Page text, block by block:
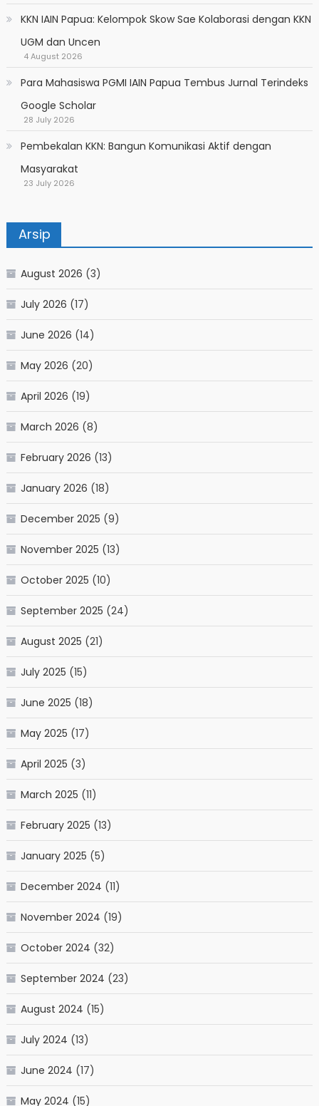
KKN IAIN Papua: Kelompok Skow Sae Kolaborasi dengan KKN
UGM dan Uncen
4 August 2026
Para Mahasiswa PGMI IAIN Papua Tembus Jurnal Terindeks
Google Scholar
28 July 2026
Pembekalan KKN: Bangun Komunikasi Aktif dengan
Masyarakat
23 July 2026
Arsip
August 2026 (3)
July 2026 (17)
June 2026 (14)
May 2026 (20)
April 2026 (19)
March 2026 (8)
February 2026 (13)
January 2026 (18)
December 2025 (9)
November 2025 (13)
October 2025 (10)
September 2025 (24)
August 2025 (21)
July 2025 (15)
June 2025 (18)
May 2025 (17)
April 2025 (3)
March 2025 (11)
February 2025 (13)
January 2025 (5)
December 2024 (11)
November 2024 (19)
October 2024 (32)
September 2024 (23)
August 2024 (15)
July 2024 (13)
June 2024 (17)
May 2024 (15)